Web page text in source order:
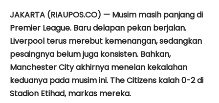
JAKARTA (RIAUPOS.CO) — Musim masih panjang di
Premier League. Baru delapan pekan berjalan.
Liverpool terus merebut kemenangan, sedangkan
pesaingnya belum juga konsisten. Bahkan,
Manchester City akhirnya menelan kekalahan
keduanya pada musim ini. The Citizens kalah 0-2 di
Stadion Etihad, markas mereka.